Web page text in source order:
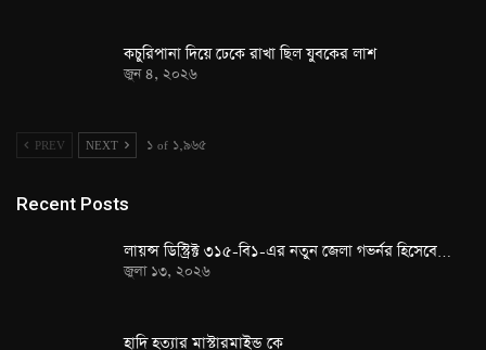
কচুরিপানা দিয়ে ঢেকে রাখা ছিল যুবকের লাশ
জুন ৪, ২০২৬
PREV NEXT ১ of ১,৯৬৫
Recent Posts
লায়ন্স ডিস্ট্রিক্ট ৩১৫-বি১-এর নতুন জেলা গভর্নর হিসেবে…
জুলা ১৩, ২০২৬
হাদি হত্যার মাস্টারমাইন্ড কে